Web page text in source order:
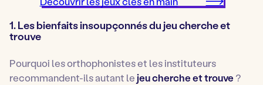
1. Les bienfaits insoupçonnés du jeu cherche et
trouve
Pourquoi les orthophonistes et les instituteurs
recommandent-ils autant lejeu cherche et trouve ?